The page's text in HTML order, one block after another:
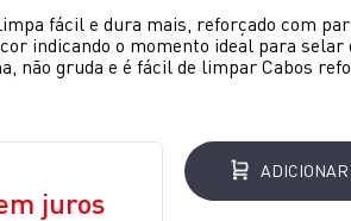
fácil e dura mais, reforçado com
indicando o momento ideal para selar
não gruda e é fácil de limpar Cabos
juros